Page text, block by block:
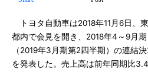
トヨタ自動車は2018年11月6日、
都内で会見を開き、2018年4～9月期
（2019年3月期第2四半期）の連結
を発表した。売上高は前年同期比